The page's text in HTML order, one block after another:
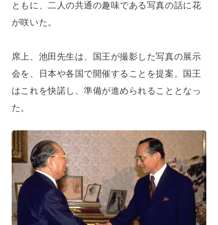
ともに、二人の共通の趣味である写真の話に花
が咲いた。
席上、池田先生は、国王が撮影した写真の展示
会を、日本や各国で開催することを提案。国王
はこれを快諾し、準備が進められることとなっ
た。